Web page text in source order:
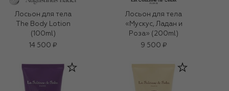
Лосьон для тела
The Body Lotion
(100ml)
14 500 ₽
Лосьон для тела
«Мускус, Ладан и
Роза» (200ml)
9 500 ₽